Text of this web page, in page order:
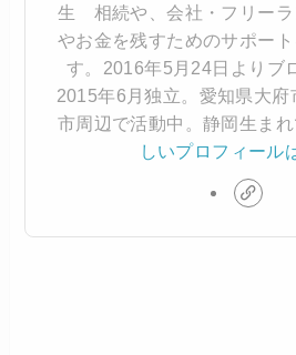
生 相続や、会社・フリーラ
やお金を残すためのサポー
す。2016年5月24日よりブ
2015年6月独立。愛知県大府
市周辺で活動中。静岡生ま
しいプロフィール